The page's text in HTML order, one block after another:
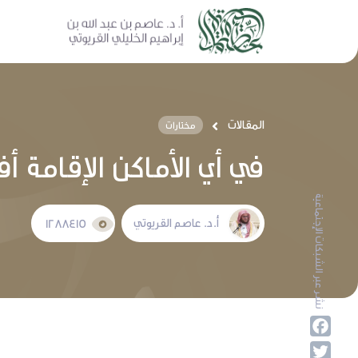
المقالات مختارات
في أي الأماكن
أ.د. عاصم القريوتي نشر عبر الشبكات الإجتماعية